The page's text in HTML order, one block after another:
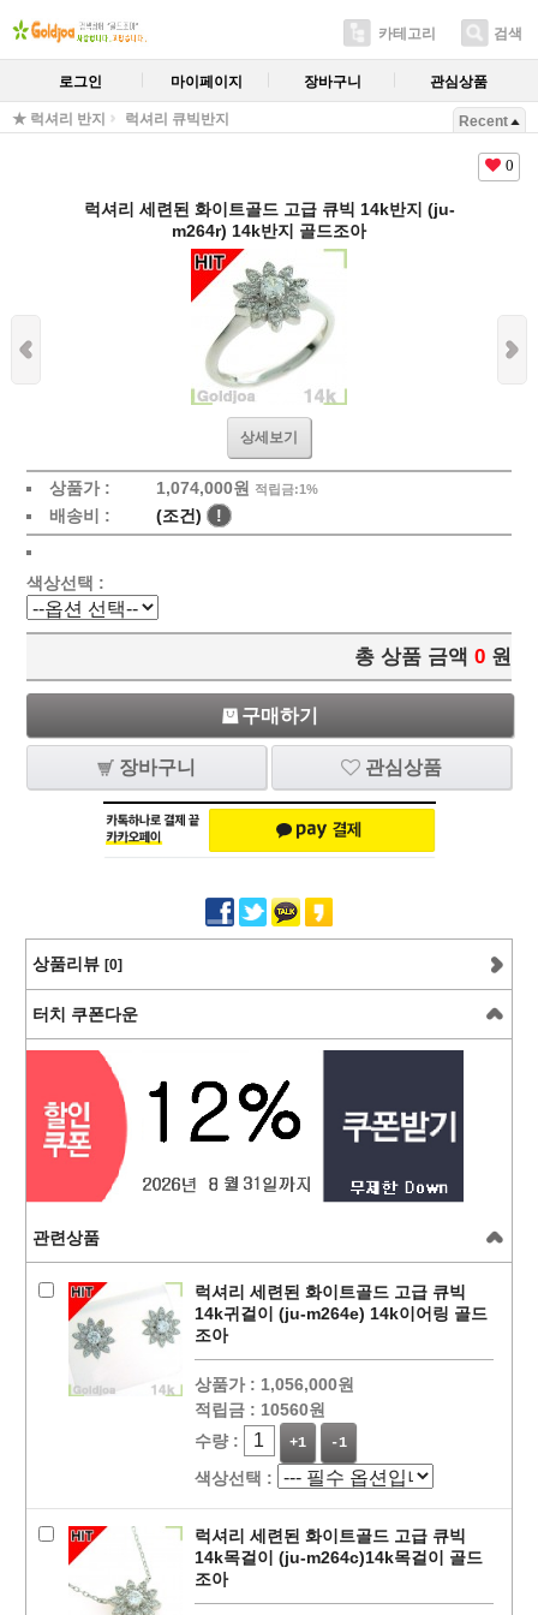
카테고리 검색
로그인 마이페이지 장바구니 관심상품
★ 럭셔리 반지 럭셔리 큐빅반지 Recent
0
럭셔리 세련된 화이트골드 고급 큐빅 14k반지 (ju-
m264r) 14k반지 골드조아
상세보기
상품가 : 1,074,000원 적립금:1%
배송비 : (조건) !
색상선택 :
총 상품 금액 0 원
구매하기
장바구니 관심상품
상품리뷰 [0]
터치 쿠폰다운
관련상품
럭셔리 세련된 화이트골드 고급 큐빅
14k귀걸이 (ju-m264e) 14k이어링 골드
조아
상품가 : 1,056,000원
적립금 : 10560원
수량 :
+1 -1
색상선택 :
럭셔리 세련된 화이트골드 고급 큐빅
14k목걸이 (ju-m264c)14k목걸이 골드
조아